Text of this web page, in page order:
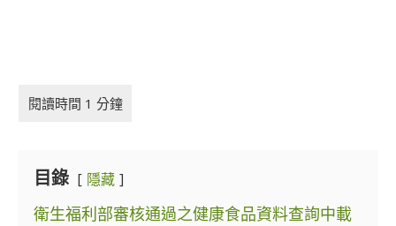
目錄 隱藏
衛生福利部審核通過之健康食品資料查詢中載